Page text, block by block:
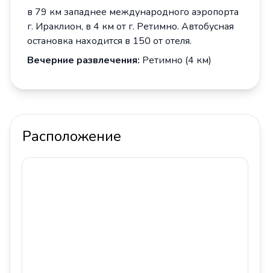
в 79 км западнее международного аэропорта
г. Ираклион, в 4 км от г. Ретимно. Автобусная
остановка находится в 150 от отеля.
Вечерние развлечения: Ретимно (4 км)
Расположение